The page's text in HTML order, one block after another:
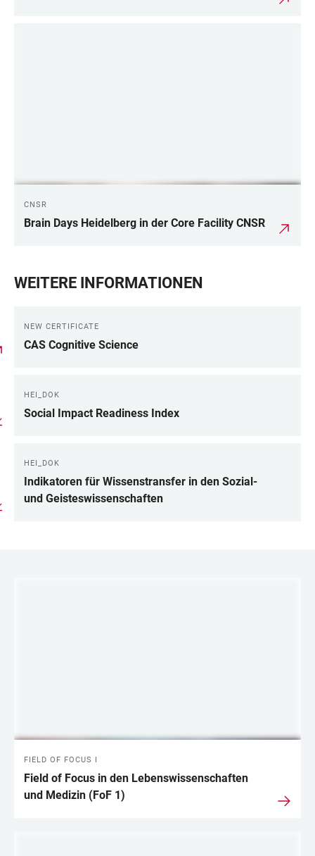
CNSR
Brain Days Heidelberg in der Core Facility CNSR
WEITERE INFORMATIONEN
NEW CERTIFICATE
CAS Cognitive Science
HEI_DOK
Social Impact Readiness Index
HEI_DOK
Indikatoren für Wissenstransfer in den Sozial-
und Geisteswissenschaften
FIELD OF FOCUS I
Field of Focus in den Lebenswissenschaften
und Medizin (FoF 1)